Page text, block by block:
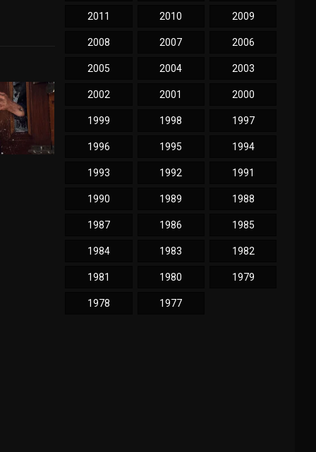
2011 2010 2009
2008 2007 2006
2005 2004 2003
2002 2001 2000
1999 1998 1997
1996 1995 1994
1993 1992 1991
1990 1989 1988
1987 1986 1985
1984 1983 1982
1981 1980 1979
1978 1977